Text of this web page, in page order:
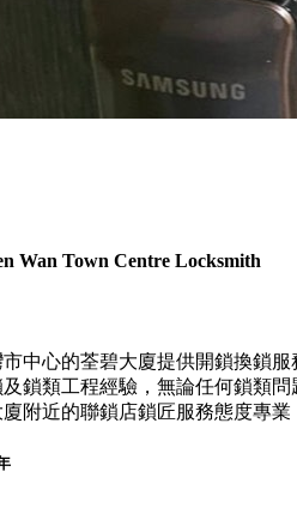
Wan Town Centre Locksmith
中心的荃碧大廈提供開鎖換鎖
鎖類工程經驗，無論任何鎖類
附近的聯鎖店鎖匠服務態度專